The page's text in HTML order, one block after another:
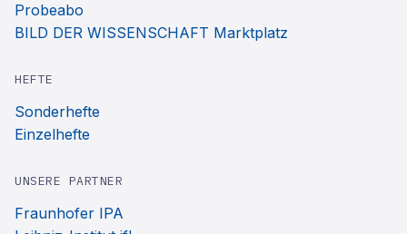
Probeabo
BILD DER WISSENSCHAFT Marktplatz
HEFTE
Sonderhefte
Einzelhefte
UNSERE PARTNER
Fraunhofer IPA